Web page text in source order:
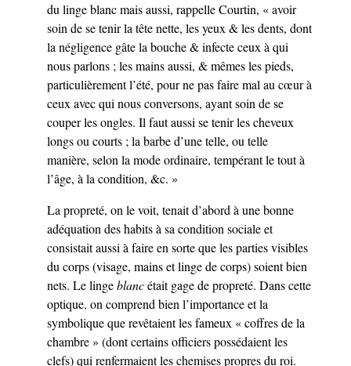
du linge blanc mais aussi, rappelle Courtin, « avoir
soin de se tenir la tête nette, les yeux & les dents, dont
la négligence gâte la bouche & infecte ceux à qui
nous parlons ; les mains aussi, & mêmes les pieds,
particulièrement l’été, pour ne pas faire mal au cœur à
ceux avec qui nous conversons, ayant soin de se
couper les ongles. Il faut aussi se tenir les cheveux
longs ou courts ; la barbe d’une telle, ou telle
manière, selon la mode ordinaire, tempérant le tout à
l’âge, à la condition, &c. »
La propreté, on le voit, tenait d’abord à une bonne
adéquation des habits à sa condition sociale et
consistait aussi à faire en sorte que les parties visibles
du corps (visage, mains et linge de corps) soient bien
nets. Le lingeblancétait gage de propreté. Dans cette
optique, on comprend bien l’importance et la
symbolique que revêtaient les fameux « coffres de la
chambre » (dont certains officiers possédaient les
clefs) qui renfermaient les chemises propres du roi.